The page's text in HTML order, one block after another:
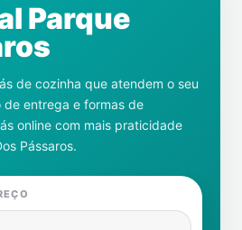
Parque
de cozinha que atendem o seu
de entrega e formas de
online com mais praticidade
Pássaros.